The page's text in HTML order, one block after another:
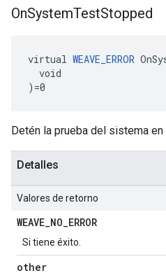
OnSystemTestStopped
virtual WEAVE_ERROR
  void
)=0
Detén la prueba del sistema en
Detalles
Valores de retorno
WEAVE_NO_ERROR
Si tiene éxito.
other